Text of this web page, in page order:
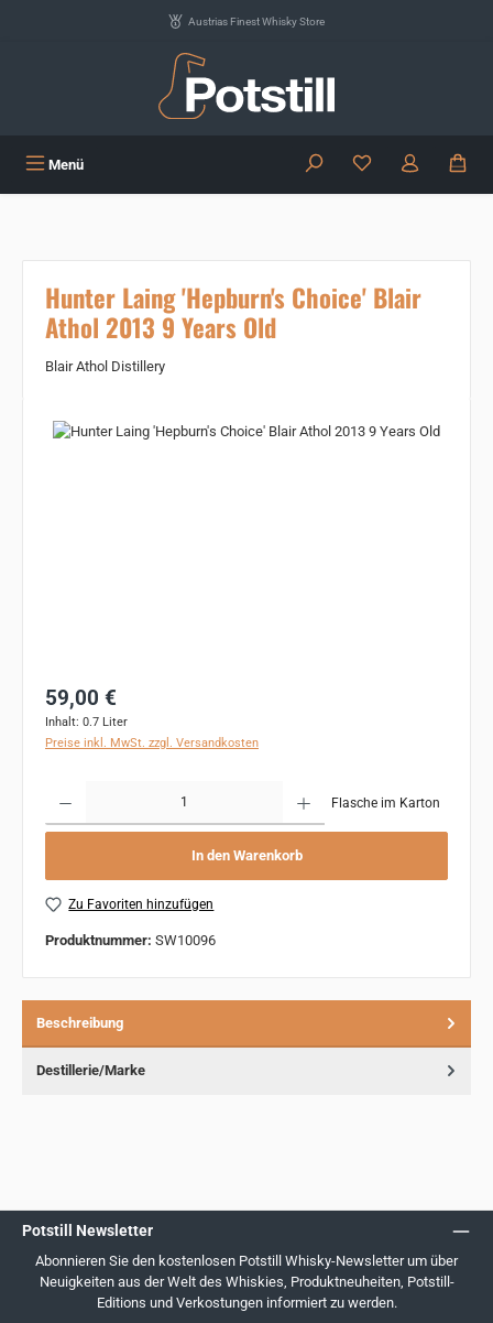
Austrias Finest Whisky Store
Menü Du hast 0
Hunter Laing 'Hepburn's Choice' Blair
Athol 2013 9 Years Old
Blair Athol Distillery
Bildergalerie überspringen
Regulärer Preis:
59,00 €
Inhalt: 0.7 Liter
Preise inkl. MwSt. zzgl. Versandkosten
Flasche im Karton
In den Warenkorb
Zu Favoriten hinzufügen
Produktnummer: SW10096
Beschreibung
Destillerie/Marke
Potstill Newsletter
Abonnieren Sie den kostenlosen Potstill Whisky-Newsletter um über
Neuigkeiten aus der Welt des Whiskies, Produktneuheiten, Potstill-
Editions und Verkostungen informiert zu werden.